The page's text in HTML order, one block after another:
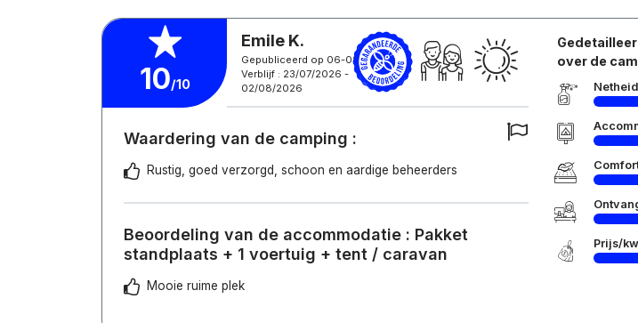
10/10
Emile K.
Gepubliceerd op 06-08-2026
Verblijf : 23/07/2026 -
02/08/2026
Waardering van de camping :
Rustig, goed verzorgd, schoon en aardige beheerders
Beoordeling van de accommodatie : Pakket
standplaats + 1 voertuig + tent / caravan
Mooie ruime plek
over de
Netheid
Prijs/